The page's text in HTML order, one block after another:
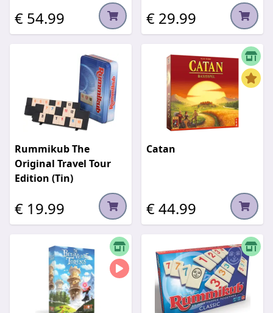
€ 54.99 € 29.99
Rummikub The
Original Travel Tour
Edition (Tin)
€ 19.99
Catan
€ 44.99